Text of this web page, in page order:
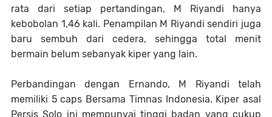
rata dari setiap pertandingan, M Riyandi hanya
kebobolan 1,46 kali. Penampilan M Riyandi sendiri juga
baru sembuh dari cedera, sehingga total menit
bermain belum sebanyak kiper yang lain.
Perbandingan dengan Ernando, M Riyandi telah
memiliki 5 caps Bersama Timnas Indonesia. Kiper asal
Persis Solo ini mempunyai tinggi badan yang cukup